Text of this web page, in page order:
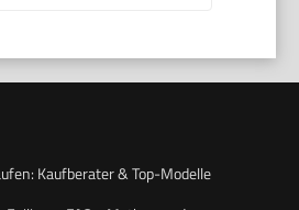
Kaufberater & Top-Modelle